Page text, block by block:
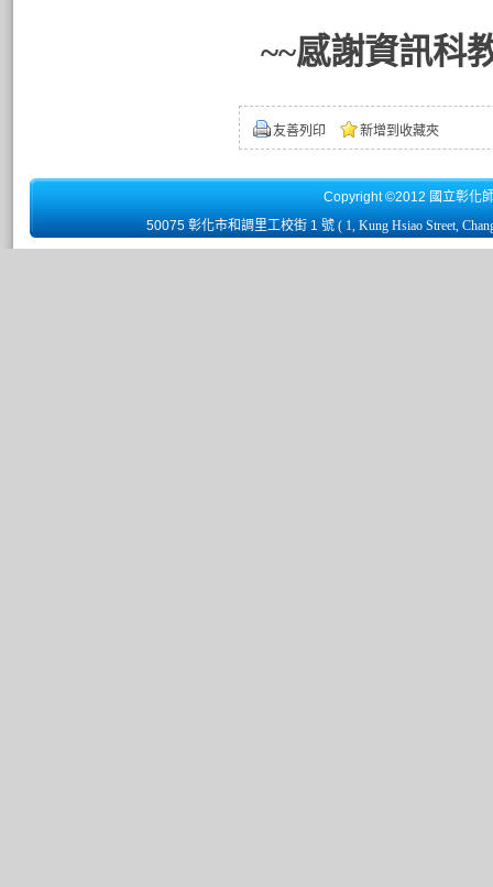
~~感謝資訊科
友善列印 新增到收藏夾
Copyright ©2012 國立彰化
50075 彰化市和調里工校街 1 號 ( 1, Kung Hsiao Street,